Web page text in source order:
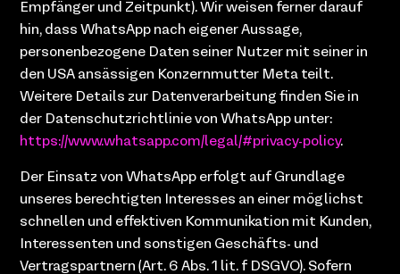
Empfänger und Zeitpunkt). Wir weisen ferner darauf
hin, dass WhatsApp nach eigener Aussage,
personenbezogene Daten seiner Nutzer mit seiner in
den USA ansässigen Konzernmutter Meta teilt.
Weitere Details zur Datenverarbeitung finden Sie in
der Datenschutzrichtlinie von WhatsApp unter:
https://www.whatsapp.com/legal/#privacy-policy.
Der Einsatz von WhatsApp erfolgt auf Grundlage
unseres berechtigten Interesses an einer möglichst
schnellen und effektiven Kommunikation mit Kunden,
Interessenten und sonstigen Geschäfts- und
Vertragspartnern (Art. 6 Abs. 1 lit. f DSGVO). Sofern